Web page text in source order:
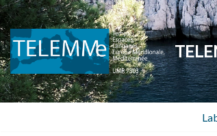
Aller
au
contenu